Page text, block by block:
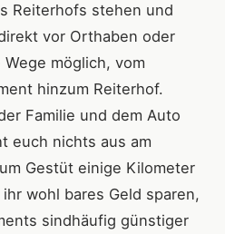
Reiterhofs stehen und
vor Orthaben oder
möglich, vom
hinzum Reiterhof.
Familie und dem Auto
euch nichts aus am
Gestüt einige Kilometer
wohl bares Geld sparen,
sindhäufig günstiger